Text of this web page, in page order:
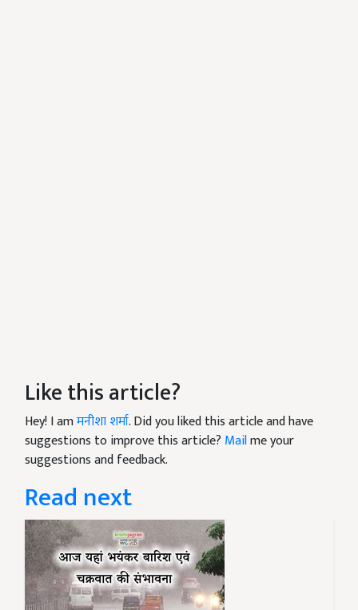
Like this article?
Hey! I amमनीशा शर्मा. Did you liked this article and have
suggestions to improve this article? Mailme your
suggestions and feedback.
Read next